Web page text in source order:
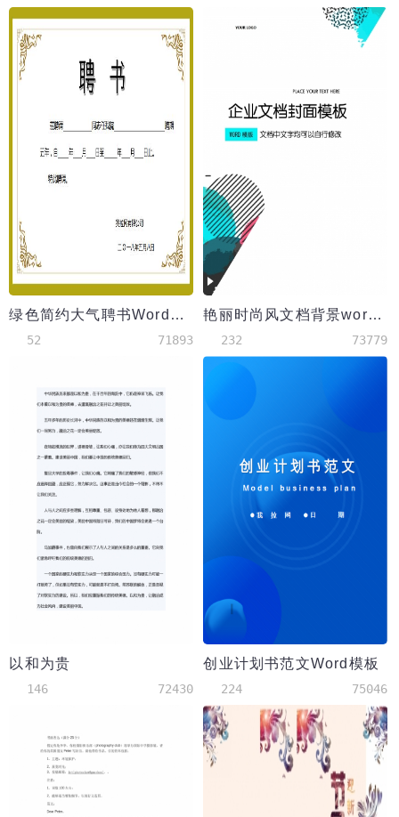
绿色简约大气聘书Word模板
52 71893
艳丽时尚风文档背景word模板
232 73779
以和为贵
146 72430
创业计划书范文Word模板
224 75046